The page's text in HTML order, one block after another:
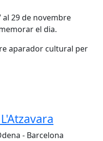
al 29 de novembre
el dia.
aparador cultural per
- Barcelona